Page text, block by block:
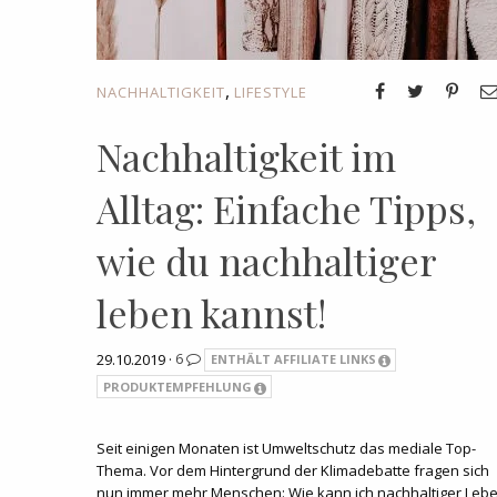
NACHHALTIGKEIT, LIFESTYLE
Nachhaltigkeit im
Alltag: Einfache Tipps,
wie du nachhaltiger
leben kannst!
29.10.2019 · 6
ENTHÄLT AFFILIATE LINKS
PRODUKTEMPFEHLUNG
Seit einigen Monaten ist Umweltschutz das mediale Top-
Thema. Vor dem Hintergrund der Klimadebatte fragen sich
nun immer mehr Menschen: Wie kann ich nachhaltiger